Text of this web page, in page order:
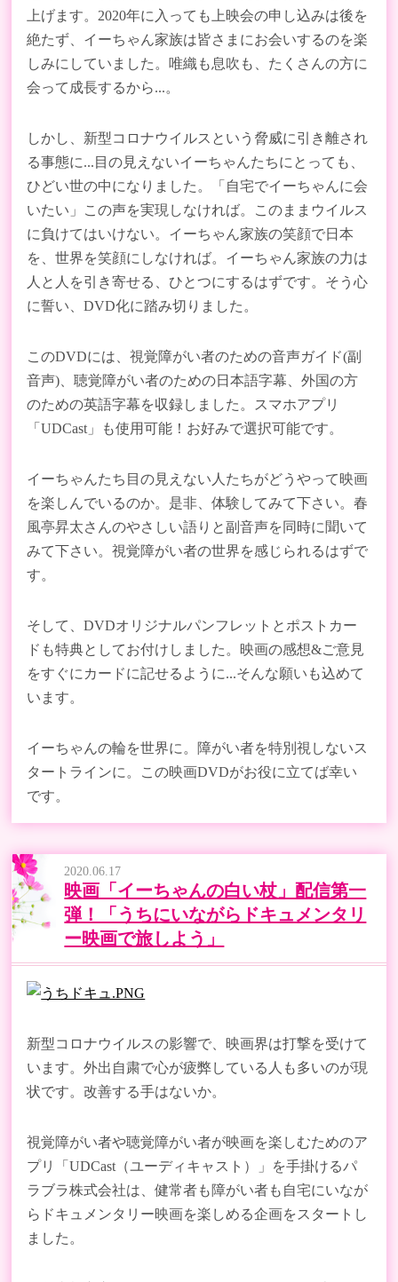
上げます。 2020年に入っても上映会の申し込みは後を
絶たず、イーちゃん家族は皆さまにお会いするのを楽
しみにしていました。唯織も息吹も、たくさんの方に
会って成長するから...。
しかし、新型コロナウイルスという脅威に引き離され
る事態に...目の見えないイーちゃんたちにとっても、
ひどい世の中になりました。「自宅でイーちゃんに会
いたい」この声を実現しなければ。このままウイルス
に負けてはいけない。イーちゃん家族の笑顔で日本
を、世界を笑顔にしなければ。イーちゃん家族の力は
人と人を引き寄せる、ひとつにするはずです。そう心
に誓い、DVD化に踏み切りました。
このDVDには、視覚障がい者のための音声ガイド(副
音声) 、聴覚障がい者のための日本語字幕、外国の方
のための英語字幕を収録しました。スマホアプリ
「UDCast」
も使用可能！ お好みで選択可能です。
イーちゃんたち目の見えない人たちがどうやって映画
を楽しんでいるのか。是非、体験してみて下さい。春
風亭昇太さんのやさしい語りと副音声を同時に聞いて
みて下さい。視覚障がい者の世界を感じられるはずで
す。
そして、DVDオリジナルパンフレットとポストカー
ドも特典としてお付けしました。映画の感想&ご意見
をすぐにカードに記せるように...そんな願いも込めて
います。
イーちゃんの輪を世界に。障がい者を特別視しないス
タートラインに。この映画DVDがお役に立てば幸い
です。
2020.06.17
映画「イーちゃんの白い杖」配信第一
弾！「うちにいながらドキュメンタリ
ー映画で旅しよう」
新型コロナウイルスの影響で、映画界は打撃を受けて
います。外出自粛で心が疲弊している人も多いのが現
状です。改善する手はないか。
視覚障がい者や聴覚障がい者が映画を楽しむためのア
プリ「UDCast（ユーディキャスト）」を手掛けるパ
ラブラ株式会社は、健常者も障がい者も自宅にいなが
らドキュメンタリー映画を楽しめる企画をスタートし
ました。